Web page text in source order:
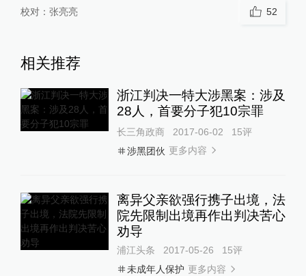
校对： 张亮亮 52
相关推荐
浙江判决一特大涉黑案：涉及
28人，首要分子犯10宗罪
长三角政商 2017-06-02 15评
涉黑团伙 更多内容
离异父亲欲强行携子出境，法
院先限制出境再作出判决苦心
劝导
浦江头条 2017-05-26 15评
未成年人保护 更多内容